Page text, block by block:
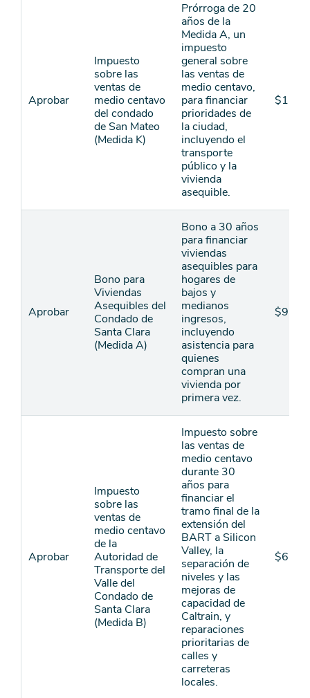
Aprobar
Impuesto
sobre las
ventas de
medio centavo
del condado
de San Mateo
(Medida K)
Prórroga de 20
años de la
Medida A, un
impuesto
general sobre
las ventas de
medio centavo,
para financiar
prioridades de
la ciudad,
incluyendo el
transporte
público y la
vivienda
asequible.
Aprobar
Bono para
Viviendas
Asequibles del
Condado de
Santa Clara
(Medida A)
Bono a 30 años
para financiar
viviendas
asequibles para
hogares de
bajos y
medianos
ingresos,
incluyendo
asistencia para
quienes
compran una
vivienda por
primera vez.
$950
Aprobar
Impuesto
sobre las
ventas de
medio centavo
de la
Autoridad de
Transporte del
Valle del
Condado de
Santa Clara
(Medida B)
Impuesto sobre
las ventas de
medio centavo
durante 30
años para
financiar el
tramo final de la
extensión del
BART a Silicon
Valley, la
separación de
niveles y las
mejoras de
capacidad de
Caltrain, y
reparaciones
prioritarias de
calles y
carreteras
locales.